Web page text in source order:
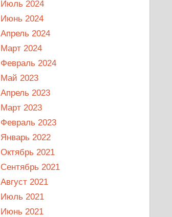
Июль 2024
Июнь 2024
Апрель 2024
Март 2024
Февраль 2024
Май 2023
Апрель 2023
Март 2023
Февраль 2023
Январь 2022
Октябрь 2021
Сентябрь 2021
Август 2021
Июль 2021
Июнь 2021